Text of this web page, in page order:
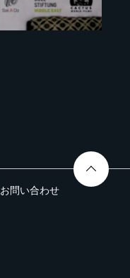
お問い合わせ